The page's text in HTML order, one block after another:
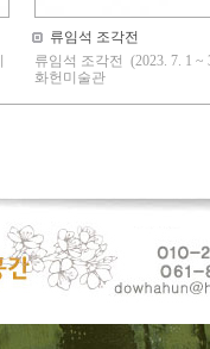
류임석 조각전
류임석 조각전 (2023. 7. 1 ~
화헌미술관